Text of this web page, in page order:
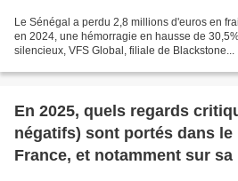
Le Sénégal a perdu 2,8 millions d'euros en
en 2024, une hémorragie en hausse de
silencieux, VFS Global, filiale de Blackstone...
En 2025, quels regards
négatifs) sont portés dans le
France, et notamment sur